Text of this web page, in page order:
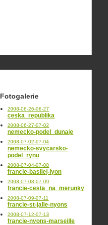
Fotogalerie
2008-06-26-06-27
ceska_republika
2008-06-27-07-02
nemecko-podel_dunaje
2008-07-02-07-04
nemecko-svycarsko-
podel_rynu
2008-07-04-07-08
francie-basilej-lyon
2008-07-08-07-09
francie-cesta_na_merunky
2008-07-09-07-11
francie-st-jalle-nyons
2008-07-12-07-13
francie-nyons-marseille